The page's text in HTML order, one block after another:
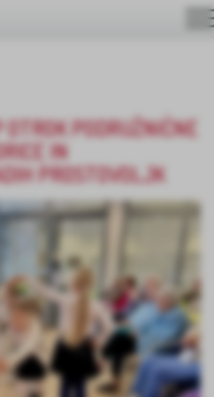
PODRUŽNIČNE
IN
PROSTOVOLJK